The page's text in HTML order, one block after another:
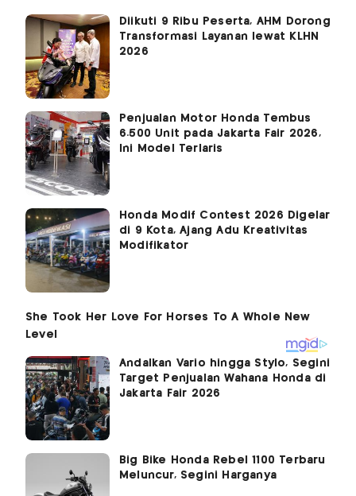
Diikuti 9 Ribu Peserta, AHM Dorong
Transformasi Layanan lewat KLHN
2026
Penjualan Motor Honda Tembus
6.500 Unit pada Jakarta Fair 2026,
Ini Model Terlaris
Honda Modif Contest 2026 Digelar
di 9 Kota, Ajang Adu Kreativitas
Modifikator
Andalkan Vario hingga Stylo, Segini
Target Penjualan Wahana Honda di
Jakarta Fair 2026
Big Bike Honda Rebel 1100 Terbaru
Meluncur, Segini Harganya